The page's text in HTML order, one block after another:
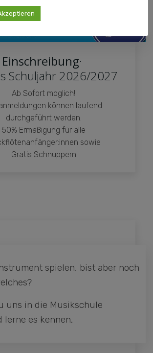
Einschreibung·
Schuljahr 2026/2027
Ab Sofort möglich!
können laufend
durchgeführt werden.
50% Ermäßigung für alle
sowie
Gratis Schnuppern
spielen, bist aber noch
uns in die Musikschule
lerne es kennen.